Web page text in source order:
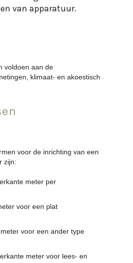
voldoen aan de
klimaat- en akoestisch
voor de inrichting van een
zijn:
meter per
voor een plat
voor een ander type
meter voor lees- en